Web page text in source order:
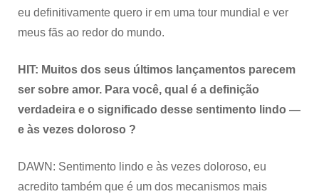
eu definitivamente quero ir em uma tour mundial e ver
meus fãs ao redor do mundo.
HIT: Muitos dos seus últimos lançamentos parecem
ser sobre amor. Para você, qual é a definição
verdadeira e o significado desse sentimento lindo —
e às vezes doloroso ?
DAWN: Sentimento lindo e às vezes doloroso, eu
acredito também que é um dos mecanismos mais